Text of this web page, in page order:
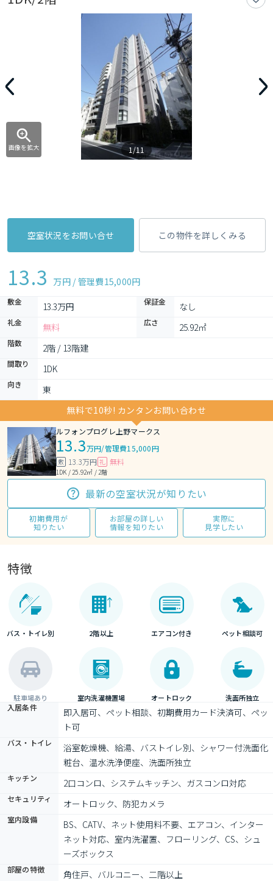
画像を拡大 1/11
空室状況をお問い合せ この物件を詳しくみる
13.3 万円 / 管理費15,000円
敷金 13.3万円 保証金 なし
礼金 無料 広さ 25.92㎡
階数 2階 / 13階建
間取り 1DK
向き
東
無料で10秒! カンタンお問い合わせ
ルフォンプログレ上野マークス
13.3万円/管理費15,000円
敷 13.3万円 礼 無料
1DK / 25.92㎡ / 2階
最新の空室状況が知りたい
初期費用が
知りたい
お部屋の詳しい
情報を知りたい
実際に
見学したい
特徴
バス・トイレ別 2階以上 エアコン付き ペット相談可
駐車場あり 室内洗濯機置場 オートロック 洗面所独立
入居条件
即入居可、ペット相談、初期費用カード決済可、ペッ
ト可
バス・トイレ
浴室乾燥機、給湯、バストイレ別、シャワー付洗面化
粧台、温水洗浄便座、洗面所独立
キッチン 2口コンロ、システムキッチン、ガスコンロ対応
セキュリティ オートロック、防犯カメラ
室内設備
BS、CATV、ネット使用料不要、エアコン、インター
ネット対応、室内洗濯置、フローリング、CS、シュ
ーズボックス
部屋の特徴 角住戸、バルコニー、二階以上